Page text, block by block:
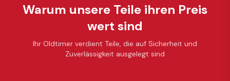
Warum unsere Teile ihren Preis
wert sind
Ihr Oldtimer verdient Teile, die auf Sicherheit und
Zuverlässigkeit ausgelegt sind